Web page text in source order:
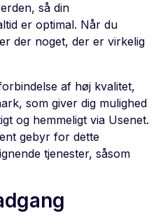
så din
er optimal. Når du
der noget, der er virkelig
af høj kvalitet,
som giver dig mulighed
og hemmeligt via Usenet.
gebyr for dette
tjenester, såsom